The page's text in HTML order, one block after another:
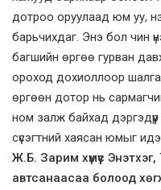
дотроо оруулаад юм уу,
барьчихдаг. Энэ бол чин
багшийн өргөө гурван
ороход дохиоллоор
өргөөн дотор нь
ном залж байхад
сүсэгтний хаясан юмыг
Ж.Б. Зарим хүмүүс
автсанаасаа болоод